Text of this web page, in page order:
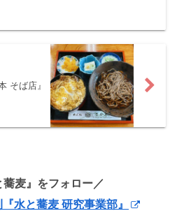
そば店』
蕎麦』をフォロー／
水と蕎麦 研究事業部』